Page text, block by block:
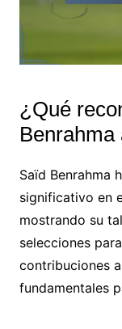
¿Qué
Saïd Benrahma
significativo en
mostrando su
selecciones
contribuciones
fundamentales